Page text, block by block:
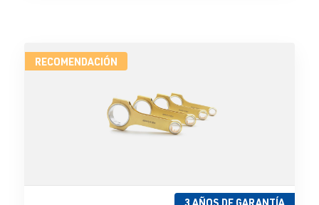
RECOMENDACIÓN
3 AÑOS DE GARANTÍA